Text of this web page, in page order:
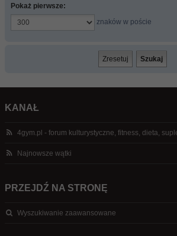
Pokaż pierwsze:
znaków w poście
KANAŁ
4gym.pl - forum kulturystyczne, fitness, dieta,
Najnowsze wątki
PRZEJDŹ NA STRONĘ
Wyszukiwanie zaawansowane